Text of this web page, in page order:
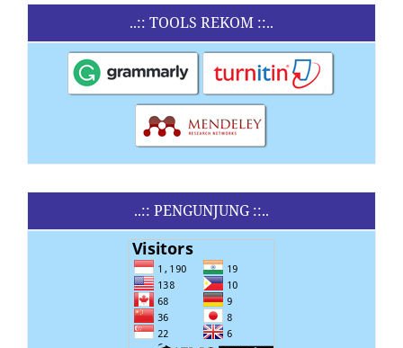
..:: TOOLS REKOM ::..
..:: PENGUNJUNG ::..